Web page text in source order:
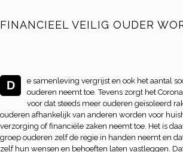
FINANCIEEL VEILIG OUDER
D
e samenleving vergrijst en ook het aantal
ouderen neemt toe. Tevens zorgt het
voor dat steeds meer ouderen geïsoleerd
ouderen afhankelijk van anderen worden voor
verzorging of financiële zaken neemt toe. Het is
groep ouderen zelf de regie in handen neemt en
zelf hun wensen en behoeften laten vastleggen.